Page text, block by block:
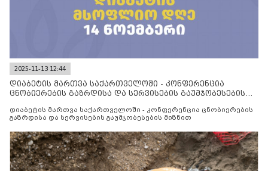
2025-11-13 12:44
დიაბეტის მართვა საქართველოში - კონფერენცია
ცნობიერების გაზრდისა და სერვისების გაუმჯობესების
დიაბეტის მართვა საქართველოში - კონფერენცია ცნობიერების
გაზრდისა და სერვისების გაუმჯობესების მიზნით